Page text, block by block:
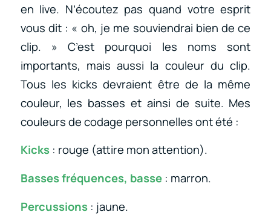
en live. N’écoutez pas quand votre esprit
vous dit : « oh, je me souviendrai bien de ce
clip. » C’est pourquoi les noms sont
importants, mais aussi la couleur du clip.
Tous les kicks devraient être de la même
couleur, les basses et ainsi de suite. Mes
couleurs de codage personnelles ont été :
Kicks: rouge (attire mon attention).
Basses fréquences, basse: marron.
Percussions: jaune.